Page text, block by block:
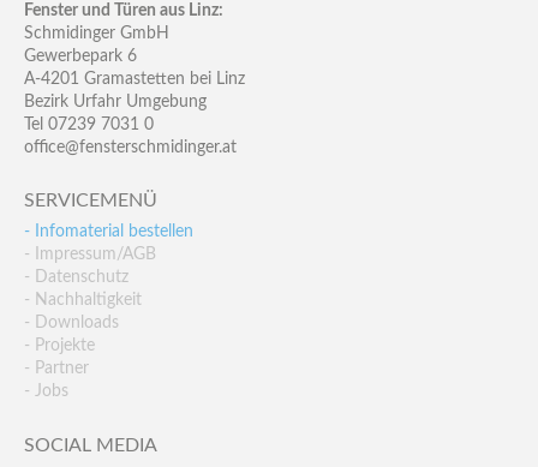
Fenster und Türen aus Linz:
Schmidinger GmbH
Gewerbepark 6
A-4201 Gramastetten bei Linz
Bezirk Urfahr Umgebung
Tel 07239 7031 0
office@fensterschmidinger.at
SERVICEMENÜ
- Infomaterial bestellen
- Impressum/AGB
- Datenschutz
- Nachhaltigkeit
- Downloads
- Projekte
- Partner
- Jobs
SOCIAL MEDIA